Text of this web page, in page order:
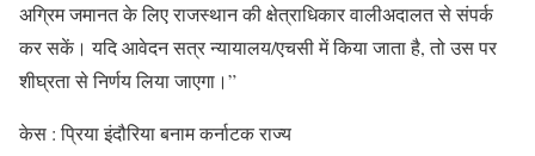
अग्रिम जमानत के लिए राजस्थान की क्षेत्राधिकार वालीअदालत से संपर्क
कर सकें। यदि आवेदन सत्र न्यायालय/एचसी में किया जाता है, तो उस पर
शीघ्रता से निर्णय लिया जाएगा।”
केस : प्रिया इंदौरिया बनाम कर्नाटक राज्य